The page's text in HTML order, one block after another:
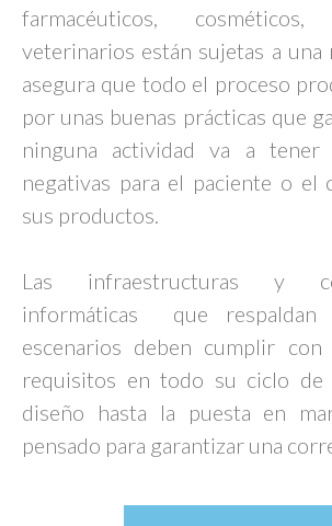
farmacéuticos,
veterinarios están sujetas a una
asegura que todo el proceso
por unas buenas prácticas que
ninguna actividad va a tener
negativas para el paciente o el
sus productos.
Las infraestructuras y
informáticas que
escenarios deben cumplir con
requisitos en todo su ciclo de
diseño hasta la puesta en
pensado para garantizar una